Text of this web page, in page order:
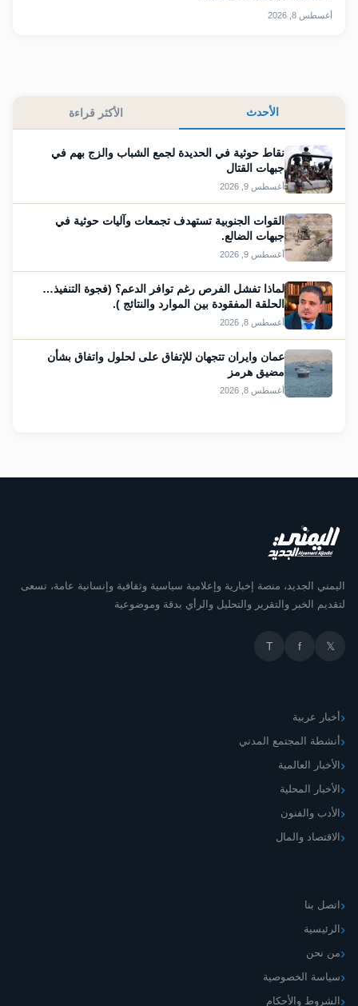
أغسطس 8, 2026
الأحدث الأكثر قراءة
نقاط حوثية في الحديدة لجمع الشباب والزج بهم في
جبهات القتال
أغسطس 9, 2026
القوات الجنوبية تستهدف تجمعات وآليات حوثية في
جبهات الضالع.
أغسطس 9, 2026
لماذا تفشل الفرص رغم توافر الدعم؟ (فجوة التنفيذ…
الحلقة المفقودة بين الموارد والنتائج ).
أغسطس 8, 2026
عمان وايران تتجهان للإتفاق على لحلول واتفاق بشأن
مضيق هرمز
أغسطس 8, 2026
اليمني الجديد، منصة إخبارية وإعلامية سياسية وثقافية وإنسانية عامة، تسعى
لتقديم الخبر والتقرير والتحليل والرأي بدقة وموضوعية
𝕏
f
T
أخبار عربية
أنشطة المجتمع المدني
الأخبار العالمية
الأخبار المحلية
الأدب والفنون
الاقتصاد والمال
اتصل بنا
الرئيسية
من نحن
سياسة الخصوصية
الشروط والأحكام